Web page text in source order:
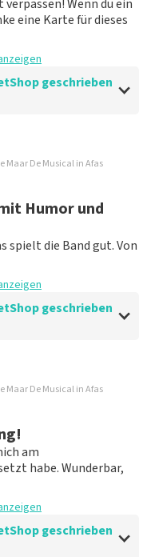
Wenn du ein
eine Karte für dieses
geschrieben
über
Maar De Musical in Afas
Humor und
spielt die Band gut. Von
geschrieben
es nicht
mir geholfen,
anzeigen
Maar De Musical in Afas
am
habe. Wunderbar,
geschrieben